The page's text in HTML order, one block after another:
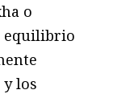
o
equilibrio
los